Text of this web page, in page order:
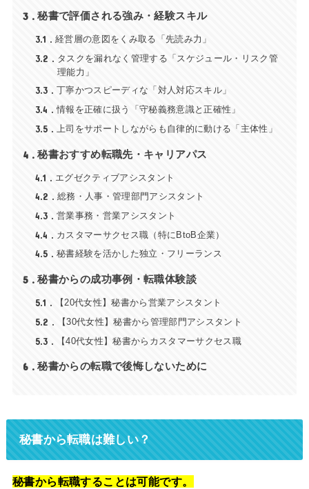
3 秘書で評価される強み・経験スキル
3.1 経営層の意図をくみ取る「先読み力」
3.2
タスクを漏れなく管理する「スケジュール・リスク管
理能力」
3.3 丁寧かつスピーディな「対人対応スキル」
3.4 情報を正確に扱う「守秘義務意識と正確性」
3.5 上司をサポートしながらも自律的に動ける「主体性」
4 秘書おすすめ転職先・キャリアパス
4.1 エグゼクティブアシスタント
4.2 総務・人事・管理部門アシスタント
4.3 営業事務・営業アシスタント
4.4 カスタマーサクセス職（特にBtoB企業）
4.5 秘書経験を活かした独立・フリーランス
5 秘書からの成功事例・転職体験談
5.1 【20代女性】秘書から営業アシスタント
5.2 【30代女性】秘書から管理部門アシスタント
5.3 【40代女性】秘書からカスタマーサクセス職
6 秘書からの転職で後悔しないために
秘書から転職は難しい？
秘書から転職することは可能です。